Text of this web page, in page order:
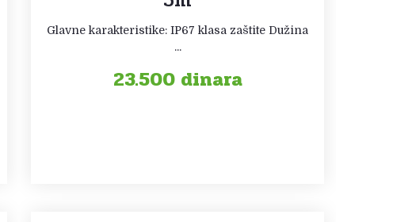
Glavne karakteristike: IP67 klasa zaštite Dužina
...
23.500 dinara